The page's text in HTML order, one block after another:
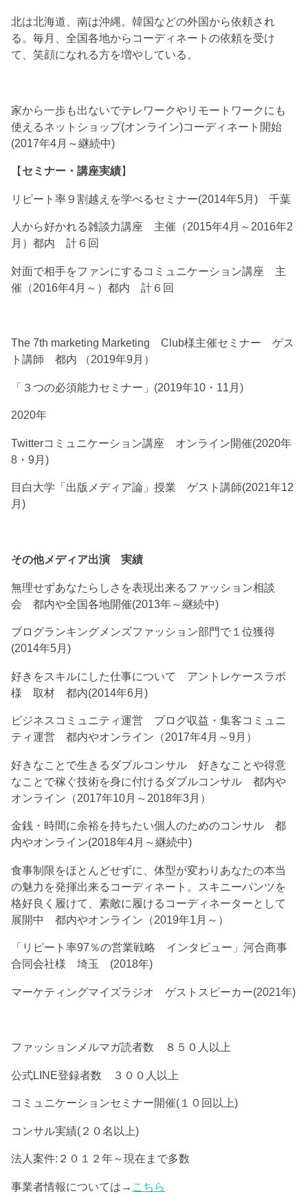
北は北海道、南は沖縄。韓国などの外国から依頼され
る。毎月、全国各地からコーディネートの依頼を受け
て、笑顔になれる方を増やしている。
家から一歩も出ないでテレワークやリモートワークにも
使えるネットショップ(オンライン)コーディネート開始
(2017年4月～継続中)
【セミナー・講座実績】
リピート率９割越えを学べるセミナー(2014年5月) 千葉
人から好かれる雑談力講座 主催（2015年4月～2016年2
月）都内 計６回
対面で相手をファンにするコミュニケーション講座 主
催（2016年4月～）都内 計６回
The 7th marketing Marketing Club様主催セミナー ゲス
ト講師 都内 （2019年9月）
「３つの必須能力セミナー」(2019年10・11月)
2020年
Twitterコミュニケーション講座 オンライン開催(2020年
8・9月)
目白大学「出版メディア論」授業 ゲスト講師(2021年12
月)
その他メディア出演 実績
無理せずあなたらしさを表現出来るファッション相談
会 都内や全国各地開催(2013年～継続中)
ブログランキングメンズファッション部門で１位獲得
(2014年5月)
好きをスキルにした仕事について アントレケースラボ
様 取材 都内(2014年6月)
ビジネスコミュニティ運営 ブログ収益・集客コミュニ
ティ運営 都内やオンライン（2017年4月～9月）
好きなことで生きるダブルコンサル 好きなことや得意
なことで稼ぐ技術を身に付けるダブルコンサル 都内や
オンライン（2017年10月～2018年3月）
金銭・時間に余裕を持ちたい個人のためのコンサル 都
内やオンライン(2018年4月～継続中)
食事制限をほとんどせずに、体型が変わりあなたの本当
の魅力を発揮出来るコーディネート。スキニーパンツを
格好良く履けて、素敵に履けるコーディネーターとして
展開中 都内やオンライン（2019年1月～）
「リピート率97％の営業戦略 インタビュー」河合商事
合同会社様 埼玉 (2018年)
マーケティングマイズラジオ ゲストスピーカー(2021年)
ファッションメルマガ読者数 ８５０人以上
公式LINE登録者数 ３００人以上
コミュニケーションセミナー開催(１０回以上)
コンサル実績(２０名以上)
法人案件:２０１２年～現在まで多数
事業者情報については→ こちら